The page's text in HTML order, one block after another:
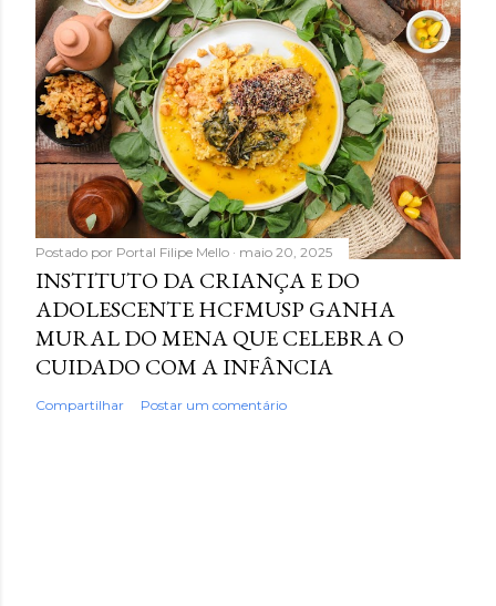
Postado por Portal Filipe Mello maio 20, 2025
INSTITUTO DA CRIANÇA E DO
ADOLESCENTE HCFMUSP GANHA
MURAL DO MENA QUE CELEBRA O
CUIDADO COM A INFÂNCIA
Compartilhar Postar um comentário